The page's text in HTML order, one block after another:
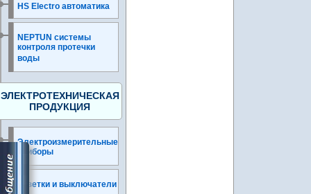
HS Electro автоматика
NEPTUN системы
контроля протечки
воды
ЭЛЕКТРОТЕХНИЧЕСКАЯ
ПРОДУКЦИЯ
Электроизмерительные
приборы
Розетки и выключатели